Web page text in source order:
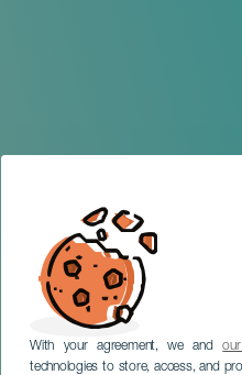
With your agreement, we and
technologies to store, access, and